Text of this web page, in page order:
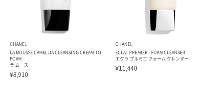
CHANEL
LA MOUSSE CAMELLIA CLEANSING CREAM-TO-
FOAM
ラ ムース
¥8,910
CHANEL
ECLAT PREMIER - FOAM CLEANSER
エクラ プルミエ フォーム クレンザー
¥11,440